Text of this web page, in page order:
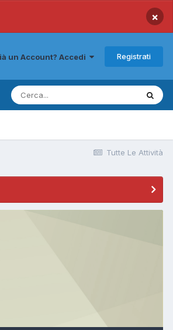
×
un Account? Accedi Registrati
Tutte Le Attività